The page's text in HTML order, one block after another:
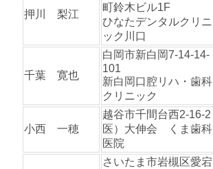
押川 梨江
町鈴木ビル1F
ひなたデンタルクリニ
ック川口
千葉 寛也
白岡市新白岡7-14-14-
101
新白岡口腔リハ・歯科
クリニック
小西 一穂
越谷市千間台西2-16-2
医）大伸会 くま歯科
医院
さいたま市岩槻区愛宕